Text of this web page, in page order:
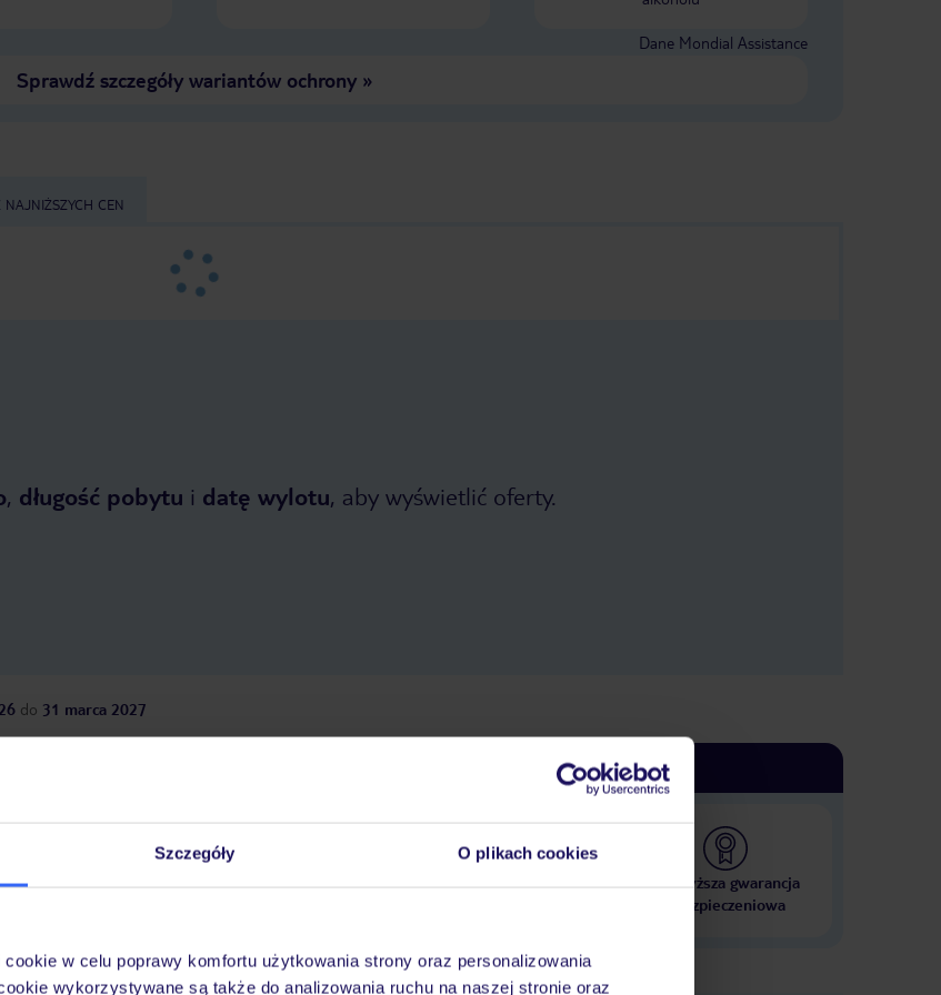
Szczegóły O plikach cookies
w celu poprawy komfortu użytkowania strony oraz personalizowania
wykorzystywane są także do analizowania ruchu na naszej stronie oraz
Dane Mondial Assistance
Sprawdź szczegóły wariantów ochrony»
CEN
, długość pobytu i datę wylotu, aby wyświetlić oferty.
do 31 marca 2027
30 lat w Polsce
Najwyższa gwarancja
ubezpieczeniowa